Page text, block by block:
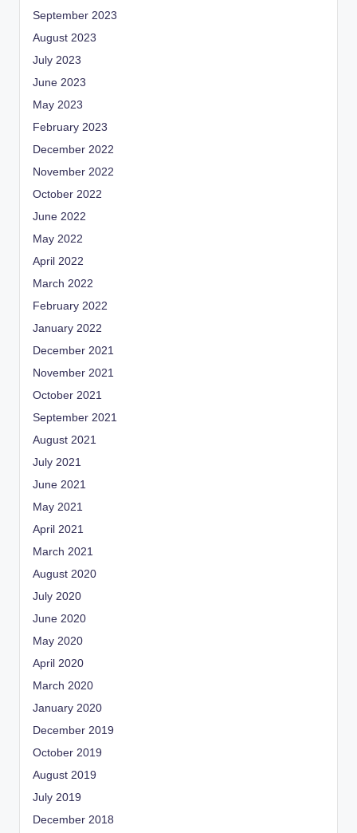
September 2023
August 2023
July 2023
June 2023
May 2023
February 2023
December 2022
November 2022
October 2022
June 2022
May 2022
April 2022
March 2022
February 2022
January 2022
December 2021
November 2021
October 2021
September 2021
August 2021
July 2021
June 2021
May 2021
April 2021
March 2021
August 2020
July 2020
June 2020
May 2020
April 2020
March 2020
January 2020
December 2019
October 2019
August 2019
July 2019
December 2018